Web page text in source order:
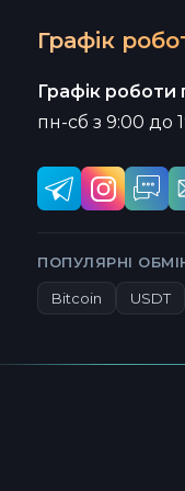
Графік
Графік роботи
пн-сб з 9:00 до
ПОПУЛЯРНІ
Bitcoin USDT